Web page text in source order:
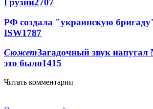
Грузии2707
РФ создала "украинскую
ISW1787
СюжетЗагадочный звук напугал
это было1415
Читать комментарии